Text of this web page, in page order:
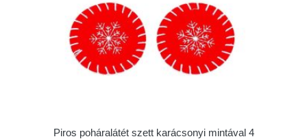
Piros poháralátét szett karácsonyi mintával 4